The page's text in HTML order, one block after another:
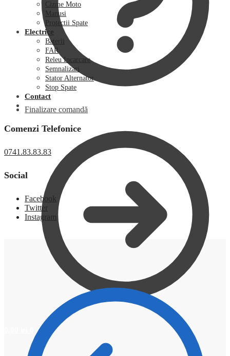
Finalizare comandă
Cizme Moto
Manusi
Protectii Spate
Electrice
Baterii
FAR
Releu Incarcare
Semnalizari
Stator Alternator
Stop Spate
Contact
Comenzi Telefonice
0741.83.83.83
Social
Facebook
Twitter
Instagram